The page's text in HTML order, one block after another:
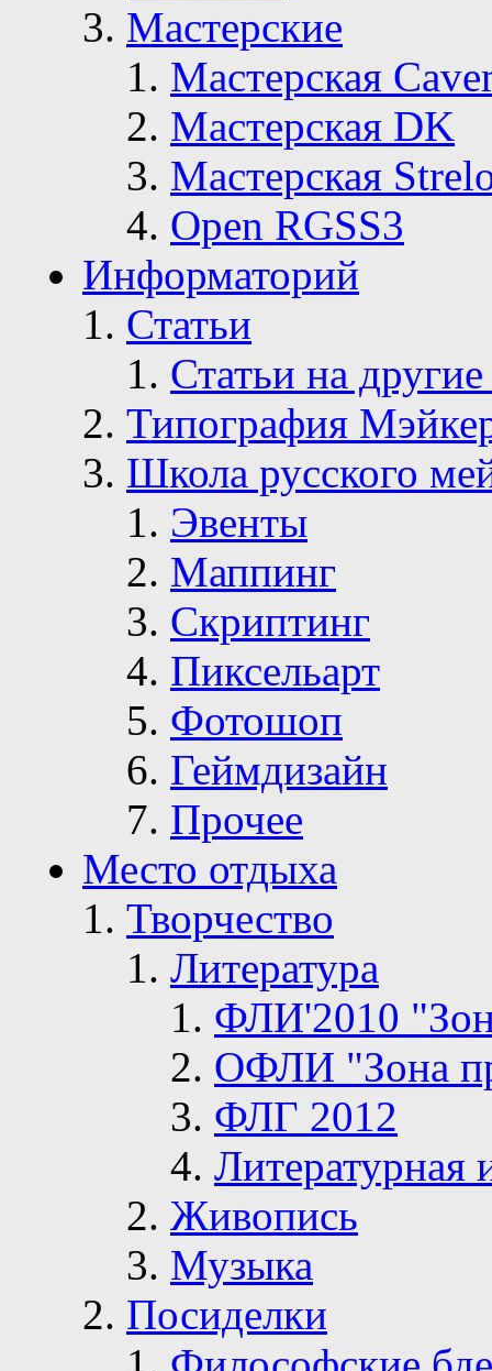
Мастерские
Мастерская
Мастерская DK
Мастерская
Open RGSS3
Информаторий
Статьи
Статьи на
Типография
Школа русского
Эвенты
Маппинг
Скриптинг
Пиксельарт
Фотошоп
Геймдизайн
Прочее
Место отдыха
Творчество
Литература
ФЛИ'2010
ОФЛИ "Зона
ФЛГ 2012
Живопись
Музыка
Посиделки